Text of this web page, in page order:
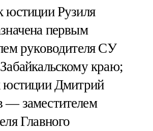
юстиции Рузиля
первым
руководителя СУ
краю;
юстиции Дмитрий
заместителем
Главного